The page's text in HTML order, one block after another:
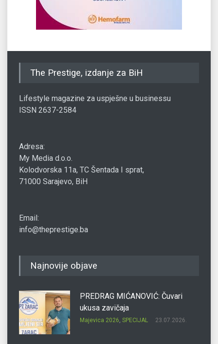
The Prestige, izdanje za BiH
Lifestyle magazine za uspješne u businessu
ISSN 2637-2584
Adresa:
My Media d.o.o.
Kolodvorska 11a, TC Šentada I sprat,
71000 Sarajevo, BiH
Email:
info@theprestige.ba
Najnovije objave
PREDRAG MIĆANOVIĆ: Čuvari
ukusa zavičaja
Majevica 2026, SPECIJAL 23.07.2026.